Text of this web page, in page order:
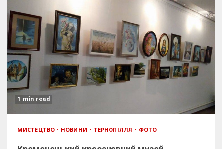
1 min read
МИСТЕЦТВО НОВИНИ ТЕРНОПІЛЛЯ ФОТО